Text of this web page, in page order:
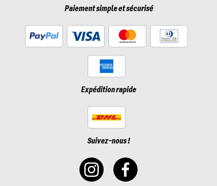
Paiement simple et sécurisé
Expédition rapide
Suivez-nous !